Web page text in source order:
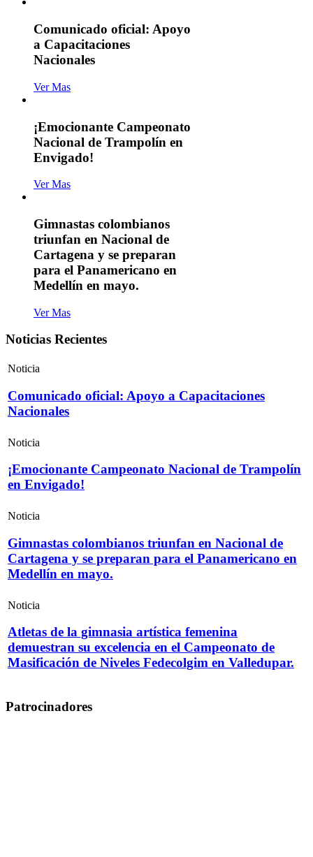
Comunicado oficial: Apoyo
a Capacitaciones
Nacionales
Ver Mas
¡Emocionante Campeonato
Nacional de Trampolín en
Envigado!
Ver Mas
Gimnastas colombianos
triunfan en Nacional de
Cartagena y se preparan
para el Panamericano en
Medellín en mayo.
Ver Mas
Noticias Recientes
Noticia
Comunicado oficial: Apoyo a Capacitaciones
Nacionales
Noticia
¡Emocionante Campeonato Nacional de Trampolín
en Envigado!
Noticia
Gimnastas colombianos triunfan en Nacional de
Cartagena y se preparan para el Panamericano en
Medellín en mayo.
Noticia
Atletas de la gimnasia artística femenina
demuestran su excelencia en el Campeonato de
Masificación de Niveles Fedecolgim en Valledupar.
Patrocinadores